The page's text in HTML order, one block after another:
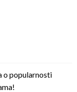
o popularnosti